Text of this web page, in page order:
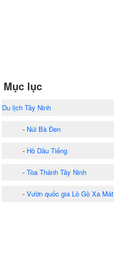
Mục lục
Du lịch Tây Ninh
- Núi Bà Đen
- Hồ Dầu Tiếng
- Tòa Thánh Tây Ninh
- Vườn quốc gia Lò Gò Xa Mát